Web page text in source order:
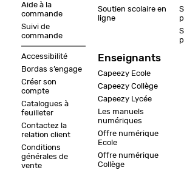
Aide à la
commande
Suivi de
commande
Accessibilité
Bordas s’engage
Créer son
compte
Catalogues à
feuilleter
Contactez la
relation client
Conditions
générales de
vente
Soutien scolaire en
ligne
Enseignants
Capeezy Ecole
Capeezy Collège
Capeezy Lycée
Les manuels
numériques
Offre numérique
Ecole
Offre numérique
Collège